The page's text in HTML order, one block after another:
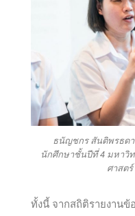
ธนัญชกร สันติพรธดา
นักศึกษาชั้นปีที่ 4 มหาวิ
ศาสต
ทั้งนี้ จากสถิติรายงาน